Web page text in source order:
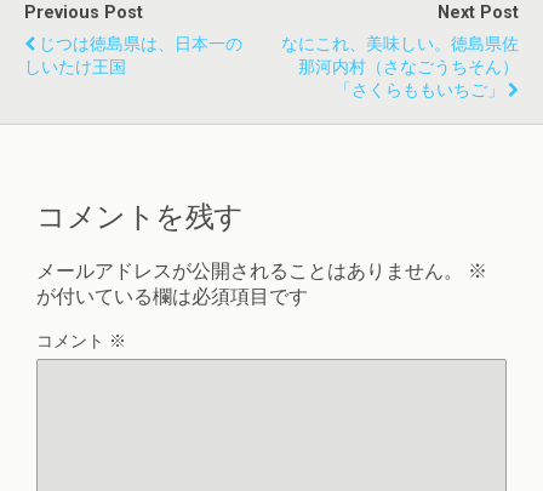
Previous Post
じつは徳島県は、日本一の
しいたけ王国
Next Post
なにこれ、美味しい。徳島県佐
那河内村（さなごうちそん）
「さくらももいちご」
コメントを残す
メールアドレスが公開されることはありません。
※
が付いている欄は必須項目です
コメント ※